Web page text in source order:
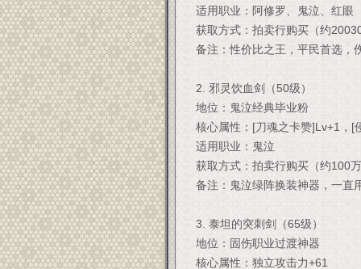
适用职业：阿修罗、鬼泣、红眼
获取方式：拍卖行购买（约
备注：性价比之王，平民首选，
2. 邪灵饮血剑（50级）
地位：鬼泣经典毕业粉
核心属性：[刀魂之卡赞]Lv+1，[
适用职业：鬼泣
获取方式：拍卖行购买（约100
备注：鬼泣绿阵换装神器，一直
3. 泰坦的突刺剑（65级）
地位：固伤职业过渡神器
核心属性：独立攻击力+61